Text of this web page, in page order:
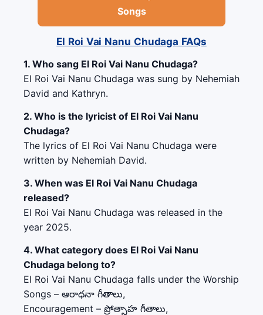
Songs
El Roi Vai Nanu Chudaga FAQs
1. Who sang El Roi Vai Nanu Chudaga?
El Roi Vai Nanu Chudaga was sung by Nehemiah
David and Kathryn.
2. Who is the lyricist of El Roi Vai Nanu
Chudaga?
The lyrics of El Roi Vai Nanu Chudaga were
written by Nehemiah David.
3. When was El Roi Vai Nanu Chudaga
released?
El Roi Vai Nanu Chudaga was released in the
year 2025.
4. What category does El Roi Vai Nanu
Chudaga belong to?
El Roi Vai Nanu Chudaga falls under the Worship
Songs – ఆరాధనా గీతాలు,
Encouragement – ప్రోత్సాహ గీతాలు,